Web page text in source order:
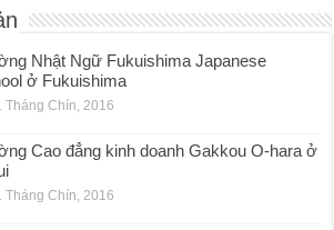
Nhật Ngữ Fukuishima Japanese
ở Fukuishima
Tháng Chín, 2016
Cao đẳng kinh doanh Gakkou O-hara ở
Tháng Chín, 2016